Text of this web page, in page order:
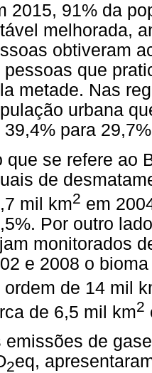
2015, 91% da
melhorada,
obtiveram
pessoas que
metade. Nas
urbana
39,4% para
que se refere ao
de
mil km2 em
Por outro
monitorados
e 2008 o
ordem de 14 mil
de 6,5 mil km2
emissões de
2eq,